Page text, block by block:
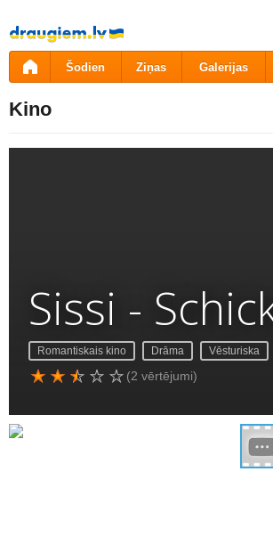
Pāriet
uz
saturu
Šodien Ziņas Galerijas
Kino
Sissi -
Romantiskais kino Drāma Vēsturiska
(2 vērtējumi)